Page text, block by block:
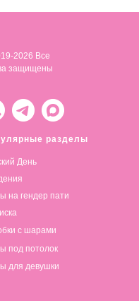
разделы
День
2026 Все
защищены
на гендер пати
с шарами
под потолок
для девушки